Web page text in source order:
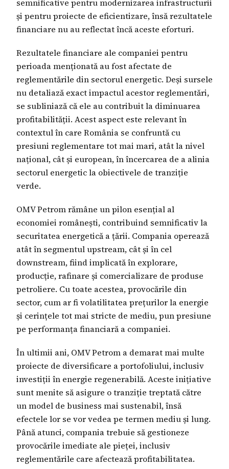
semnificative pentru modernizarea infrastructurii
și pentru proiecte de eficientizare, însă rezultatele
financiare nu au reflectat încă aceste eforturi.
Rezultatele financiare ale companiei pentru
perioada menționată au fost afectate de
reglementările din sectorul energetic. Deși sursele
nu detaliază exact impactul acestor reglementări,
se subliniază că ele au contribuit la diminuarea
profitabilității. Acest aspect este relevant în
contextul în care România se confruntă cu
presiuni reglementare tot mai mari, atât la nivel
național, cât și european, în încercarea de a alinia
sectorul energetic la obiectivele de tranziție
verde.
OMV Petrom rămâne un pilon esențial al
economiei românești, contribuind semnificativ la
securitatea energetică a țării. Compania operează
atât în segmentul upstream, cât și în cel
downstream, fiind implicată în explorare,
producție, rafinare și comercializare de produse
petroliere. Cu toate acestea, provocările din
sector, cum ar fi volatilitatea prețurilor la energie
și cerințele tot mai stricte de mediu, pun presiune
pe performanța financiară a companiei.
În ultimii ani, OMV Petrom a demarat mai multe
proiecte de diversificare a portofoliului, inclusiv
investiții în energie regenerabilă. Aceste inițiative
sunt menite să asigure o tranziție treptată către
un model de business mai sustenabil, însă
efectele lor se vor vedea pe termen mediu și lung.
Până atunci, compania trebuie să gestioneze
provocările imediate ale pieței, inclusiv
reglementările care afectează profitabilitatea.